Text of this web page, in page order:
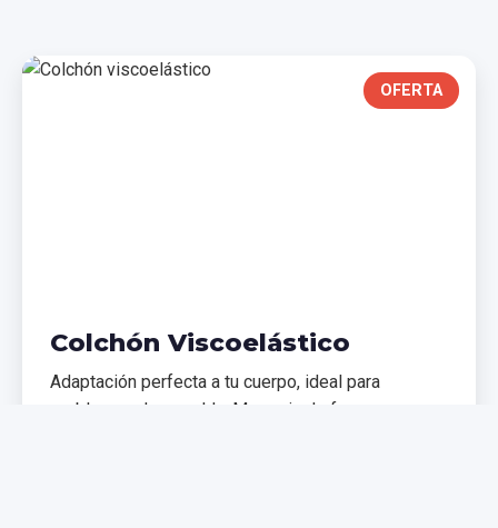
OFERTA
Colchón Viscoelástico
Adaptación perfecta a tu cuerpo, ideal para
problemas de espalda. Memoria de forma que